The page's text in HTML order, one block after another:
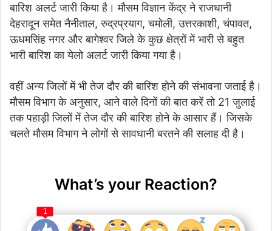
बारिश अलर्ट जारी किया है। मौसम विज्ञान केंद्र ने राजधानी
देहरादून समेत नैनीताल, रुद्रप्रयाग, चमोली, उत्तरकाशी, चंपावत,
ऊधमसिंह नगर और बागेश्वर जिले के कुछ क्षेत्रों में भारी से बहुत
भारी बारिश का येलो अलर्ट जारी किया गया है।
वहीं अन्य जिलों में भी तेज दौर की बारिश होने की संभावना जताई है।
मौसम विभाग के अनुसार, आने वाले दिनों की बात करें तो 21 जुलाई
तक पहाड़ी जिलों में तेज दौर की बारिश होने के आसार हैं। जिसके
चलते मौसम विभाग ने लोगों से सावधानी बरतने की सलाह दी है।
What’s your Reaction?
1